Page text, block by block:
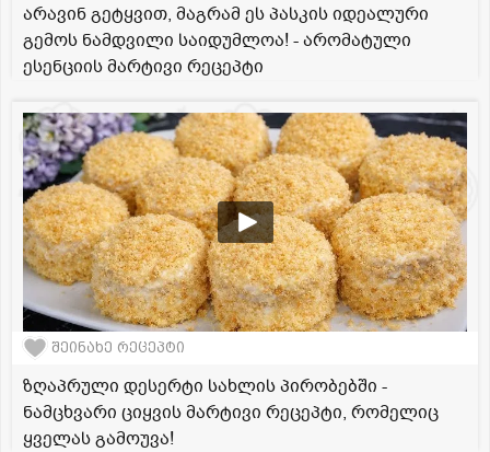
არავინ გეტყვით, მაგრამ ეს პასკის იდეალური
გემოს ნამდვილი საიდუმლოა! - არომატული
ესენციის მარტივი რეცეპტი
შეინახე რეცეპტი
ზღაპრული დესერტი სახლის პირობებში -
ნამცხვარი ციყვის მარტივი რეცეპტი, რომელიც
ყველას გამოუვა!